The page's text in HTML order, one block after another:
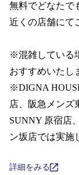
スタッフコン
コーディネー
レビュー
ブログ
お知らせ
無料でどなたで
近くの店舗にて
※混雑している
おすすめいたし
※DIGNA
店、阪急メンズ
SUNNY 原宿店
ン坂店では実施
詳細をみる